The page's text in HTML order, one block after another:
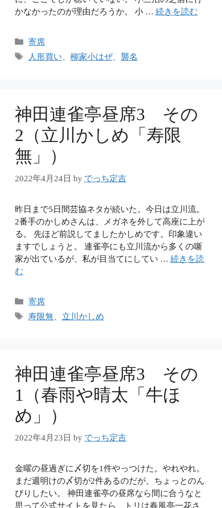
かなかったのが理由だろうか。 小 … 続きを読む
カ
テ
寄席
タ
人形買い、柳家小はぜ、襲名
神田連雀亭昼席3 その
2（立川かしめ「寿限
無」）
2022年4月24日 by でっち定吉
昨日まで5日間芸協ネタが続いた。今日は立川流。
2番手のかしめさんは、メガネを外して高座に上が
る。 先ほど前説してましたかしめです。印象違い
ますでしょうと。 連雀亭にも立川流から多くの噺
家が出ているが、私が目当てにしてい … 続きを読
む
カ
テ
寄席
タ
寿限無、 立川かしめ
神田連雀亭昼席3 その
1（春雨や晴太「牛ほ
め」）
2022年4月23日 by でっち定吉
金曜の昼過ぎに〆切を1件やっつけた。やれやれ。
まだ週明けの〆切が2件あるのだが、ちょっとのん
びりしたい。 神田連雀亭の昼席なら間に合うなと
思って公式サイトを見たら、トリは春風亭一花さ